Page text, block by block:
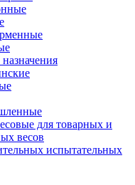
для товарных и
весов
испытательных